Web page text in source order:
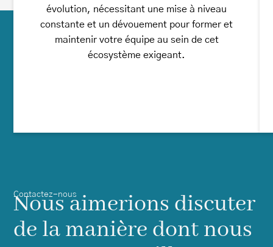
évolution, nécessitant une mise à niveau
constante et un dévouement pour former et
maintenir votre équipe au sein de cet
écosystème exigeant.
Contactez-nous
Nous aimerions discuter
de la manière dont nous